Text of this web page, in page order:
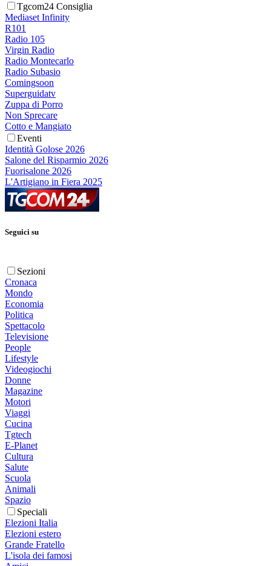
Tgcom24 Consiglia
Mediaset Infinity
R101
Radio 105
Virgin Radio
Radio Montecarlo
Radio Subasio
Comingsoon
Superguidatv
Zuppa di Porro
Non Sprecare
Cotto e Mangiato
Eventi
Identità Golose 2026
Salone del Risparmio 2026
Fuorisalone 2026
L'Artigiano in Fiera 2025
Seguici su
Sezioni
Cronaca
Mondo
Economia
Politica
Spettacolo
Televisione
People
Lifestyle
Videogiochi
Donne
Magazine
Motori
Viaggi
Cucina
Tgtech
E-Planet
Cultura
Salute
Scuola
Animali
Spazio
Speciali
Elezioni Italia
Elezioni estero
Grande Fratello
L'isola dei famosi